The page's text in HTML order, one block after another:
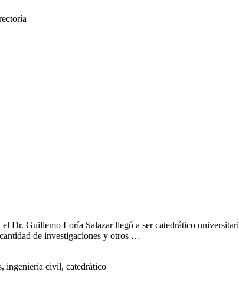
Dr. Guillemo Loría Salazar llegó a ser catedrático
de investigaciones y otros …
ingeniería civil, catedrático